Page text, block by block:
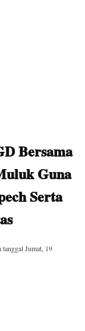
Bersama
Guna
Serta
tanggalJumat, 19